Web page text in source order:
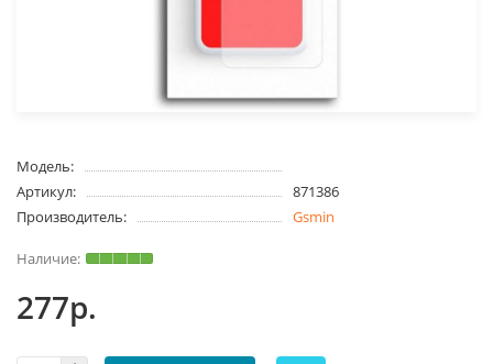
Модель:
Артикул:
871386
Производитель:
Gsmin
277р.